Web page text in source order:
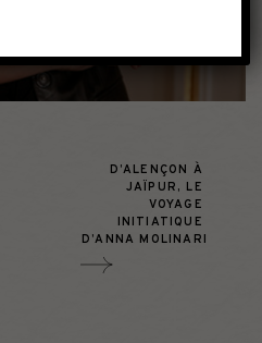
D’ALENÇON À
JAÏPUR, LE
VOYAGE
INITIATIQUE
D’ANNA MOLINARI